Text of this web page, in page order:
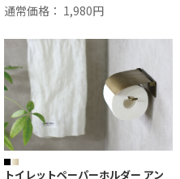
通常価格： 1,980円
トイレットペーパーホルダー アン